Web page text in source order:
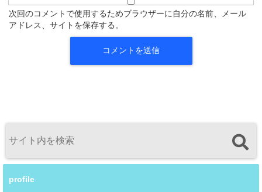
次回のコメントで使用するためブラウザーに自分の名前、メール
アドレス、サイトを保存する。
profile